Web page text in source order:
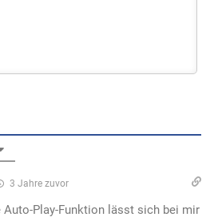
3 Jahre zuvor
Auto-Play-Funktion lässt sich bei mir